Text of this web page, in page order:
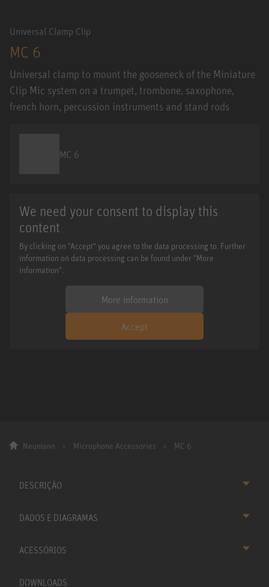
Universal Clamp Clip
MC 6
Universal clamp to mount the gooseneck of the Miniature
Clip Mic system on a trumpet, trombone, saxophone,
french horn, percussion instruments and stand rods
MC 6
We need your consent to display this
content
By clicking on "Accept" you agree to the data processing to. Further
information on data processing can be found under "More
information".
More information
Accept
Neumann Microphone Accessories MC 6
DESCRIÇÃO
DADOS E DIAGRAMAS
ACESSÓRIOS
DOWNLOADS